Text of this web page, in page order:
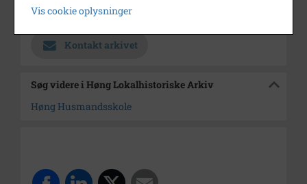
Arkiv
Kontakt arkivet
Søg videre i Høng Lokalhistoriske Arkiv
Høng Husmandsskole
Vis cookie oplysninger